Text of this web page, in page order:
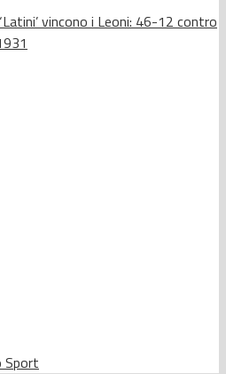
vincono i Leoni: 46-12 contro
Sport